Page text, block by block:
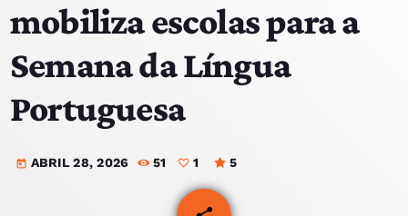
HOME
NOTÍCIAS
EQUIPA
TOP 15
mobiliza escolas para a
Semana da Língua
Portuguesa
today ABRIL 28, 2026 51 1 5